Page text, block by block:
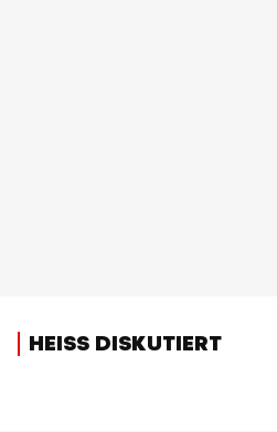
HEISS DISKUTIERT